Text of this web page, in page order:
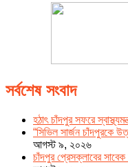
সর্বশেষ সংবাদ
হঠাৎ চাঁদপুর সফরে
“সিভিল সার্জন চাঁদপুরকে
আগস্ট ৯, ২০২৬
চাঁদপুর প্রেসক্লাবের সাবেক